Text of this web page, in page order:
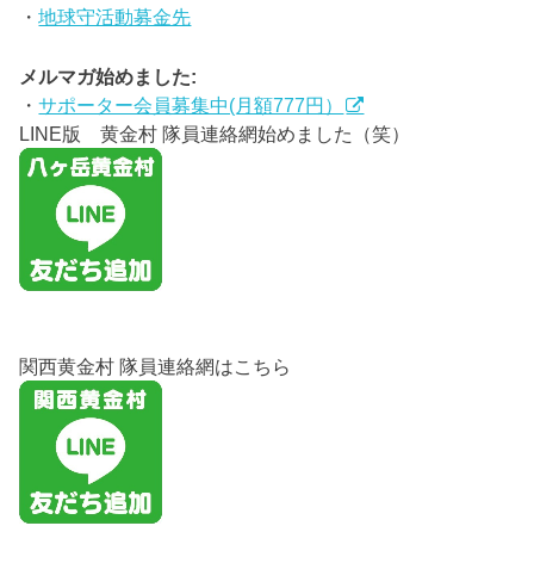
・地球守活動募金先
メルマガ始めました:
・サポーター会員募集中(月額777円）
LINE版 黄金村 隊員連絡網始めました（笑）
関西黄金村 隊員連絡網はこちら